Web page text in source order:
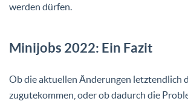
werden dürfen.
Minijobs 2022: Ein Fazit
Ob die aktuellen Änderungen letztendlich
zugutekommen, oder ob dadurch die